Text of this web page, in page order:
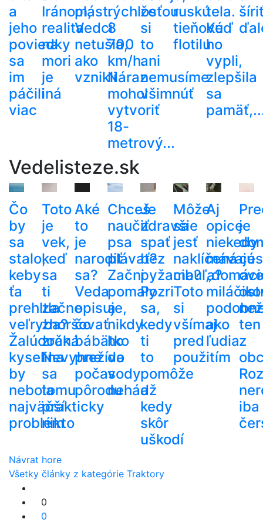
a
jeho
poviedky
sa
im
páčili
viac
Iránom,
realita
na
mori
je
iná
plást.
Vedci
netušia,
ako
vznikli
rýchlosťou
8
700
km/h.
Náraz
mohol
vytvoriť
18-
metrový...
že
si
to
ani
nemusíme
všimnúť
ruskú
tieňovú
flotilu
tela.
Keď
ho
vypli,
zlepšila
sa
Vedelisteze.sk
Čo
by
sa
stalo,
keby
ťa
prehltla
veľryba?
Žalúdočná
kyselina
by
nebola
najväčší
problém
Toto
je
vek,
keď
sa
ti
začne
zhoršovať
zrak.
Nevyhne
sa
tomu
prakticky
nikto
Aké
to
je
narodiť
sa?
Veda
opisuje,
čo
bábätko
prežíva
počas
pôrodu
Chceš
naučiť
psa
plávať?
Začni
pomaly
a
nikdy
ho
do
vody
nehádž
Je
zdravšie
spať
bez
pyžama?
Pozri
sa,
kedy
ti
to
pomôže
a
kedy
skôr
uškodí
Môže
sa
jesť
naklíčená
cibuľa?
Toto
si
všímaj
pred
použitím
Aj
opice
niekedy
mávajú
ako
ľudia
je
než
ten
z
iba
Návrat hore
Všetky články z kategórie Traktory
0
0